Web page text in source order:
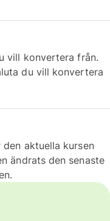
vill konvertera från.
du vill konvertera
aktuella kursen
ändrats den senaste